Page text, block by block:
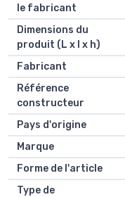
le fabricant
Dimensions du
produit (L x l x h)
Fabricant
Référence
constructeur
Pays d'origine
Marque
Forme de l'article
Type de